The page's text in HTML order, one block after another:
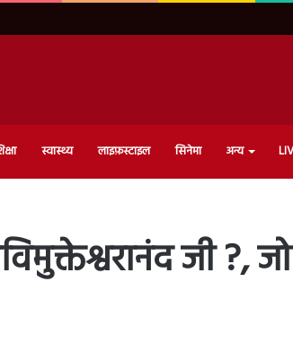
स्वास्थ्य लाइफ़स्टाइल सिनेमा अन्य
जी ?,